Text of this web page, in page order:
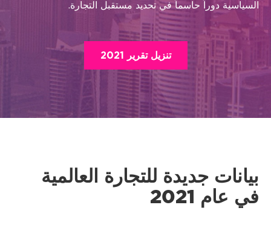
السياسية دوراً حاسماًفي تحديد مستقبل التجارة.
تنزيل تقرير 2021
بيانات جديدة للتجارة العالمية
في عام 2021